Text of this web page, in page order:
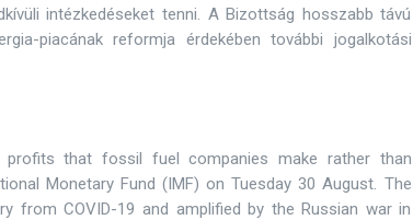
intézkedéseket tenni. A Bizottság hosszabb távú
piacának reformja érdekében további jogalkotási
that fossil fuel companies make rather than
Monetary Fund (IMF) on Tuesday 30 August. The
from COVID-19 and amplified by the Russian war in